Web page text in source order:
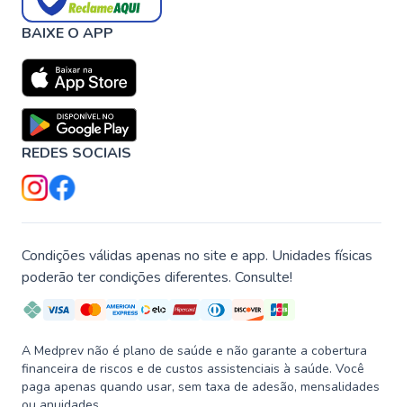
BAIXE O APP
REDES SOCIAIS
Condições válidas apenas no site e app. Unidades físicas
poderão ter condições diferentes. Consulte!
A Medprev não é plano de saúde e não garante a cobertura
financeira de riscos e de custos assistenciais à saúde. Você
paga apenas quando usar, sem taxa de adesão, mensalidades